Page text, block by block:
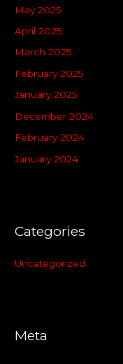
May 2025
April 2025
March 2025
February 2025
January 2025
December 2024
February 2024
January 2024
Categories
Uncategorized
Meta